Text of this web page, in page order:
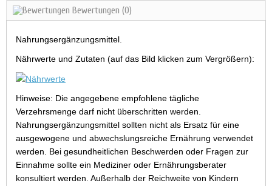
Bewertungen (0)
Nahrungsergänzungsmittel.
Nährwerte und Zutaten (auf das Bild klicken zum Vergrößern):
Hinweise: Die angegebene empfohlene tägliche
Verzehrsmenge darf nicht überschritten werden.
Nahrungsergänzungsmittel sollten nicht als Ersatz für eine
ausgewogene und abwechslungsreiche Ernährung verwendet
werden. Bei gesundheitlichen Beschwerden oder Fragen zur
Einnahme sollte ein Mediziner oder Ernährungsberater
konsultiert werden. Außerhalb der Reichweite von Kindern